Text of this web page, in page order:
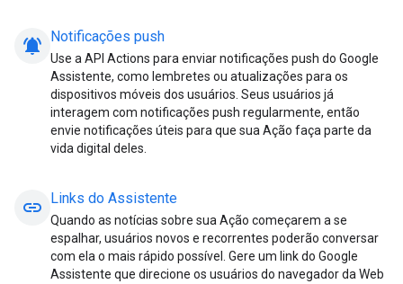
notifications_active Notificações push
Use a API Actions para enviar notificações push do Google
Assistente, como lembretes ou atualizações para os
dispositivos móveis dos usuários. Seus usuários já
interagem com notificações push regularmente, então
envie notificações úteis para que sua Ação faça parte da
vida digital deles.
link Links do Assistente
Quando as notícias sobre sua Ação começarem a se
espalhar, usuários novos e recorrentes poderão conversar
com ela o mais rápido possível. Gere um link do Google
Assistente que direcione os usuários do navegador da Web